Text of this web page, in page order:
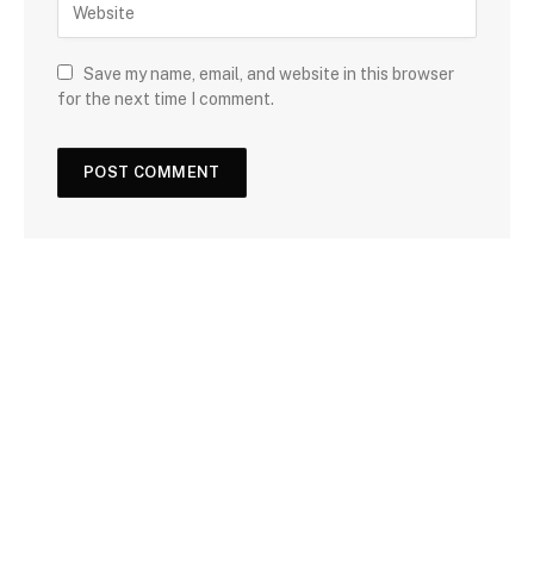
Save my name, email, and website in this browser
for the next time I comment.